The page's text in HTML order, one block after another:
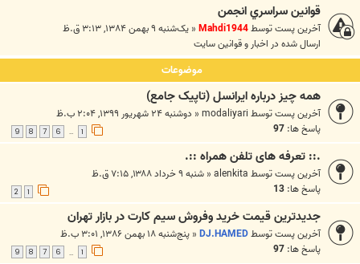
قوانين سراسري انجمن
آخرین پست توسطMahdi1944
« یک‌شنبه ۹ بهمن ۱۳۸۴, ۳:۱۳ ق.ظ
ارسال شده در اخبار و قوانين سايت
موضوعات
همه چيز درباره ايرانسل (تاپيک جامع)
آخرین پست توسطmodaliyari
« دوشنبه ۲۴ شهریور ۱۳۹۹, ۲:۰۴ ب.ظ
پاسخ ها: 97
…
6
7
8
9
.:: تعرفه های تلفن همراه ::.
آخرین پست توسطalenkita
« شنبه ۹ خرداد ۱۳۸۸, ۷:۱۵ ق.ظ
پاسخ ها: 13
جديدترين قيمت خريد وفروش سيم کارت در بازار تهران
آخرین پست توسطDJ.HAMED
« پنج‌شنبه ۱۸ بهمن ۱۳۸۶, ۳:۰۱ ب.ظ
پاسخ ها: 97
…
6
7
8
9